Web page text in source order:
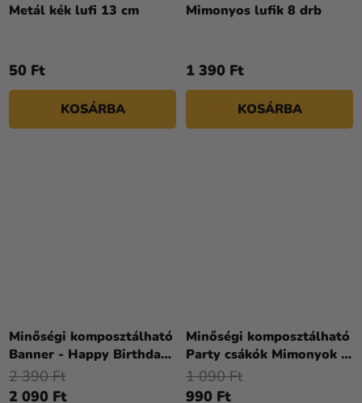
Metál kék lufi 13 cm
50 Ft
KOSÁRBA
Mimonyos lufik 8 drb
1 390 Ft
KOSÁRBA
Minőségi komposztálható
Banner - Happy Birthday
(Minyonok)
2 090 Ft
2 390 Ft
Minőségi komposztálható
Party csákók Mimonyok 6
drb
990 Ft
1 090 Ft